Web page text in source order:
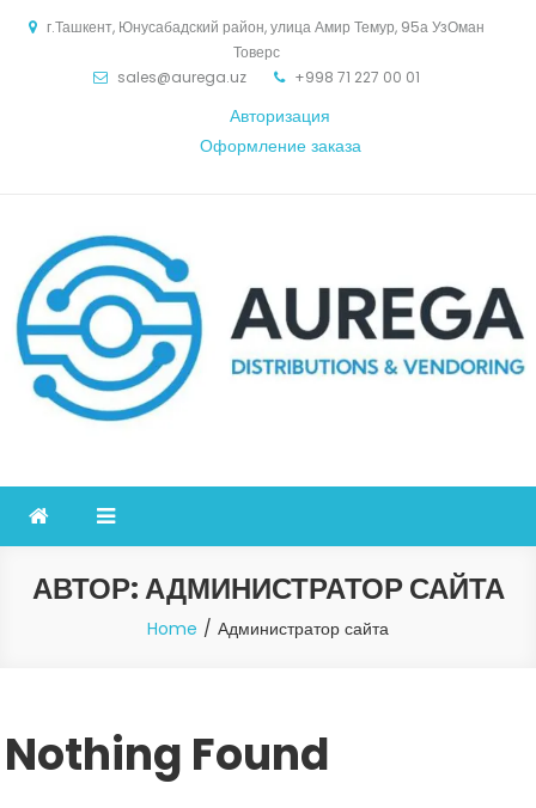
г.Ташкент, Юнусабадский район, улица Амир Темур, 95а УзОман
Товерс
sales@aurega.uz
+998 71 227 00 01
Авторизация
Оформление заказа
АВТОР:АДМИНИСТРАТОР САЙТА
Home Администратор сайта
Nothing Found